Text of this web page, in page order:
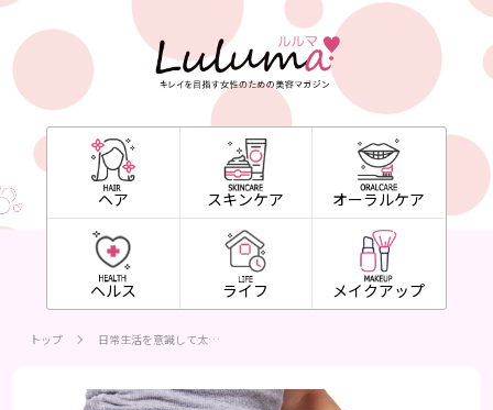
ヘア スキンケア オーラルケア
ヘルス ライフ メイクアップ
トップ 日常生活を意識して太…